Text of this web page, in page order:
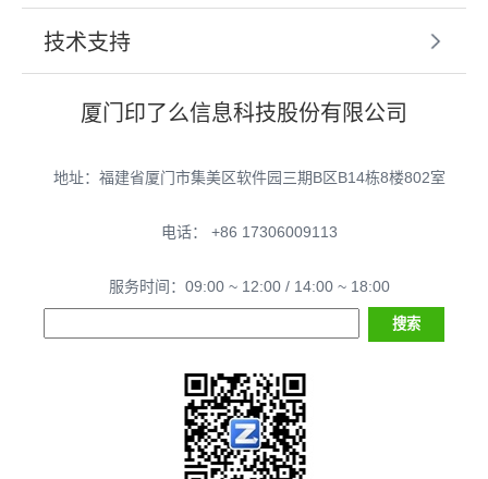
技术支持
厦门印了么信息科技股份有限公司
地址：福建省厦门市集美区软件园三期B区B14栋8楼802室
电话： +86 17306009113
服务时间：09:00 ~ 12:00 / 14:00 ~ 18:00